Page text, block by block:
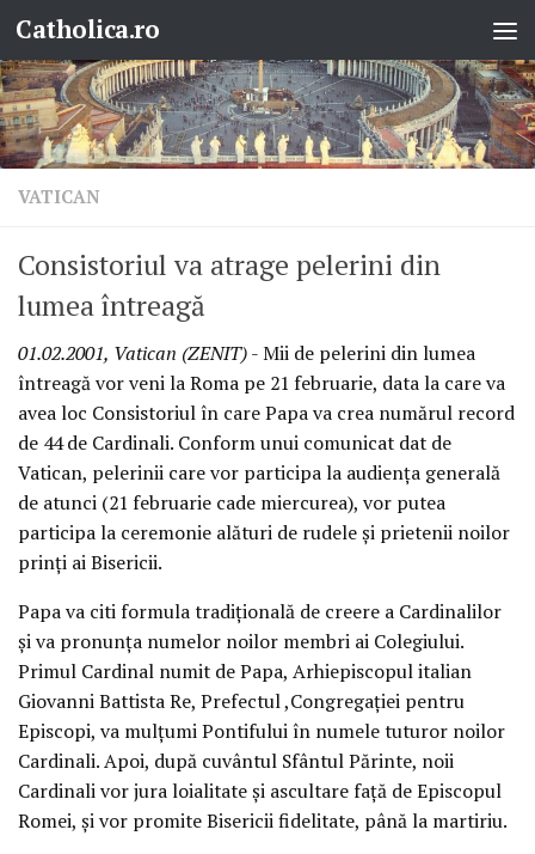
Skip to content
Catholica.ro
VATICAN
Consistoriul va atrage pelerini din
lumea întreagă
01.02.2001, Vatican (ZENIT)- Mii de pelerini din lumea
întreagă vor veni la Roma pe 21 februarie, data la care va
avea loc Consistoriul în care Papa va crea numărul record
de 44 de Cardinali. Conform unui comunicat dat de
Vatican, pelerinii care vor participa la audienţa generală
de atunci (21 februarie cade miercurea), vor putea
participa la ceremonie alături de rudele şi prietenii noilor
prinţi ai Bisericii.
Papa va citi formula tradiţională de creere a Cardinalilor
şi va pronunţa numelor noilor membri ai Colegiului.
Primul Cardinal numit de Papa, Arhiepiscopul italian
Giovanni Battista Re, Prefectul ,Congregaţiei pentru
Episcopi, va mulţumi Pontifului în numele tuturor noilor
Cardinali. Apoi, după cuvântul Sfântul Părinte, noii
Cardinali vor jura loialitate şi ascultare faţă de Episcopul
Romei, şi vor promite Bisericii fidelitate, până la martiriu.